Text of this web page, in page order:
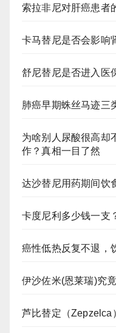
索拉非尼对肝癌患者
卡马替尼是否会影响
舒尼替尼是否进入医
肺癌早期蛛丝马迹三
为啥别人尿酸很高却
作？真相一目了然
达沙替尼用药期间饮
卡度尼利多少钱一支
癌性低热反复不退，
伊沙佐米(恩莱瑞)究
芦比替定（Zepzelca